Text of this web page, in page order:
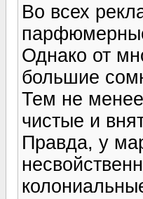
Во всех
Однако от
большие
Тем не
чистые и
Правда, у